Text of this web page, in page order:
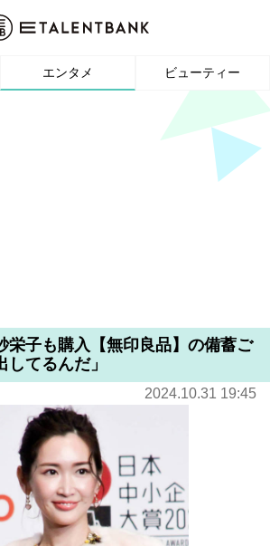
エンタメ ビューティー
栄子も購入【無印良品】の備蓄ご
てるんだ」
2024.10.31 19:45